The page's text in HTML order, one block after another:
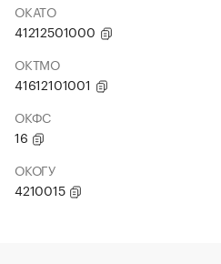
ОКАТО
41212501000
ОКТМО
41612101001
ОКФС
16
ОКОГУ
4210015